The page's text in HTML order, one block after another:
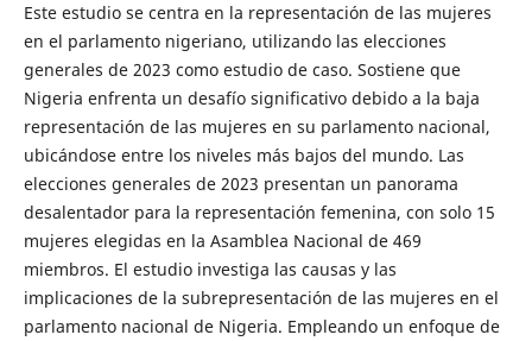
Este estudio se centra en la representación de las mujeres
en el parlamento nigeriano, utilizando las elecciones
generales de 2023 como estudio de caso. Sostiene que
Nigeria enfrenta un desafío significativo debido a la baja
representación de las mujeres en su parlamento nacional,
ubicándose entre los niveles más bajos del mundo. Las
elecciones generales de 2023 presentan un panorama
desalentador para la representación femenina, con solo 15
mujeres elegidas en la Asamblea Nacional de 469
miembros. El estudio investiga las causas y las
implicaciones de la subrepresentación de las mujeres en el
parlamento nacional de Nigeria. Empleando un enfoque de